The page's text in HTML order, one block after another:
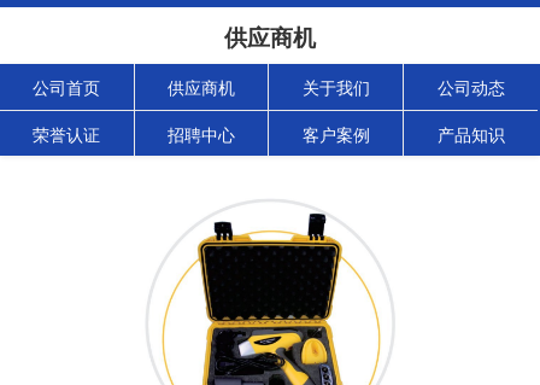
供应商机
公司首页 供应商机 关于我们 公司动态
荣誉认证 招聘中心 客户案例 产品知识